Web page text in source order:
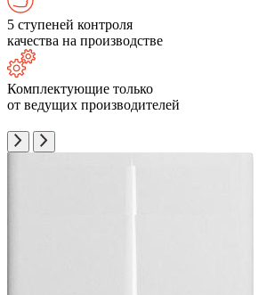
5 ступеней контроля
качества на производстве
Комплектующие только
от ведущих производителей